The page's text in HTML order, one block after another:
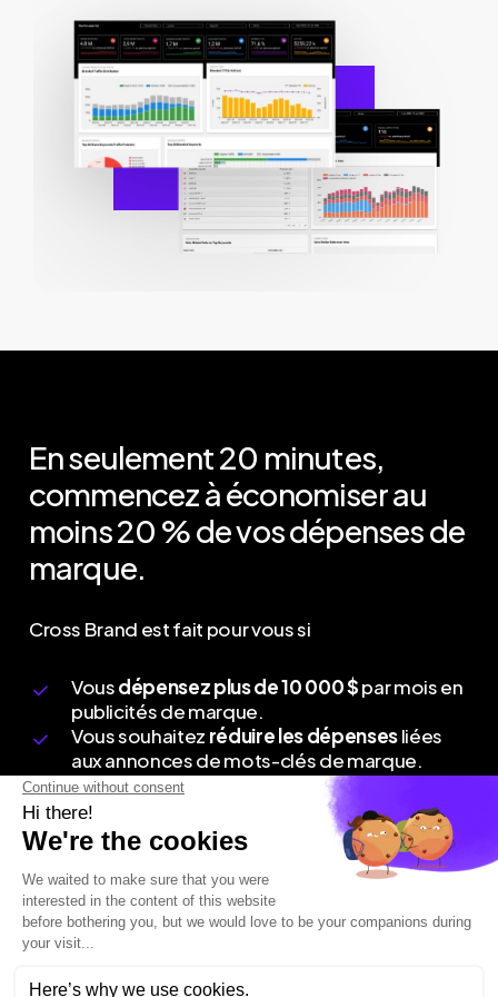
large éventail d’agences, qui
apprécient et adoptent nos solutions.
Nous proposons un format d’agence
et sommes disposés à signer des
accords de non-divulgation mutuelle
et de non-concurrence afin de
garantir une collaboration
Enseulement20 minutes,
commencezàéconomiserau
moins20 %devosdépensesde
marque.
Cross Brand est fait pour vous si
Vousdépensez plus de 10 000 $par mois en
publicités de marque.
Vous souhaitez réduire les dépensesliées
aux annonces de mots-clés de marque.
Rés ervez une démo
Connect
Webinaire
Contactez-nous